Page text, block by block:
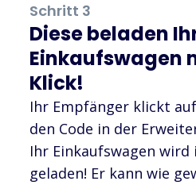
Schritt 3
Diese beladen
Einkaufswagen
Klick!
Ihr Empfänger klickt
den Code in der
Ihr Einkaufswagen
geladen! Er kann wie